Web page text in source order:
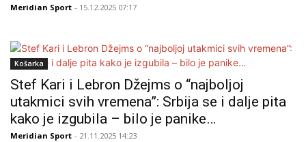
Meridian Sport - 15.12.2025 07:17
Košarka
Stef Kari i Lebron Džejms o “najboljoj
utakmici svih vremena”: Srbija se i dalje pita
kako je izgubila – bilo je panike…
Meridian Sport - 21.11.2025 14:23